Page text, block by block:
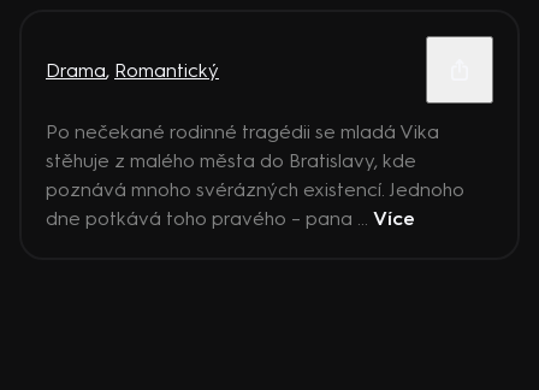
Drama, Romantický
Po nečekané rodinné tragédii se mladá Vika
stěhuje z malého města do Bratislavy, kde
poznává mnoho svérázných existencí. Jednoho
dne potkává toho pravého – pana ... Více